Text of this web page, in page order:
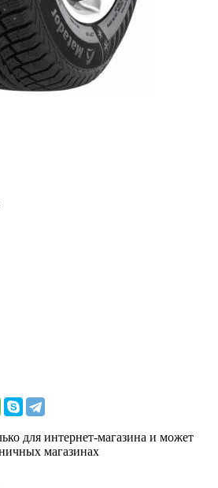
для интернет-магазина и может
магазинах